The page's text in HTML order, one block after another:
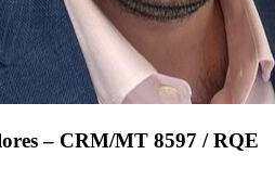
– CRM/MT 8597 / RQE